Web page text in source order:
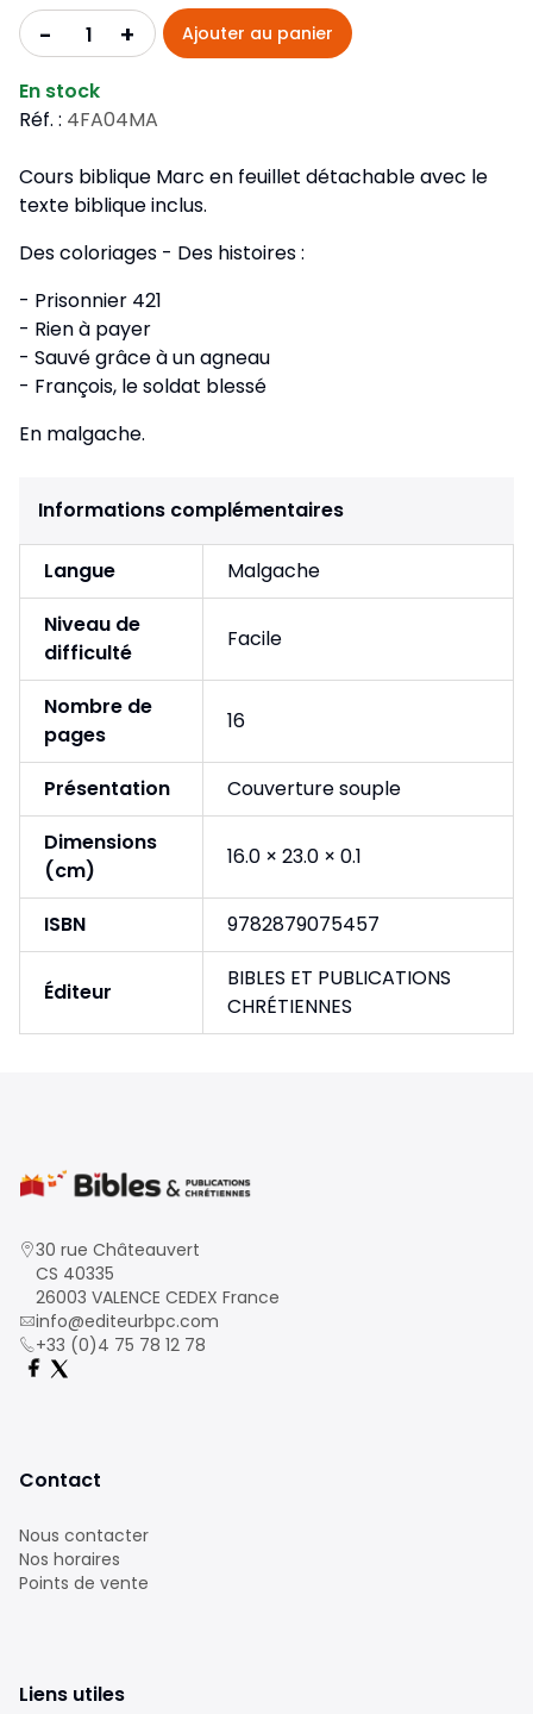
- + Ajouter au panier
En stock
Réf. : 4FA04MA
Cours biblique Marc en feuillet détachable avec le
texte biblique inclus.
Des coloriages - Des histoires :
- Prisonnier 421
- Rien à payer
- Sauvé grâce à un agneau
- François, le soldat blessé
En malgache.
Informations complémentaires
Langue
Malgache
Niveau de
difficulté
Facile
Nombre de
pages
16
Présentation
Couverture souple
Dimensions
(cm)
16.0 × 23.0 × 0.1
ISBN 9782879075457
Éditeur
BIBLES ET PUBLICATIONS
CHRÉTIENNES
30 rue Châteauvert
CS 40335
26003 VALENCE CEDEX France
info@editeurbpc.com
+33 (0)4 75 78 12 78
Contact
Nous contacter
Nos horaires
Points de vente
Liens utiles